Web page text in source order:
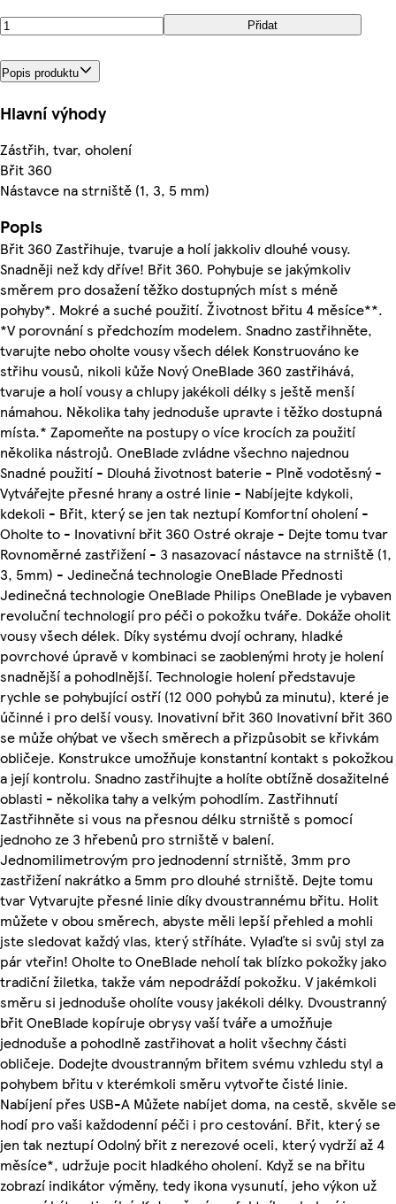
Přidat
Popis produktu
Hlavní výhody
Zástřih, tvar, oholení
Břit 360
Nástavce na strniště (1, 3, 5 mm)
Popis
Břit 360 Zastřihuje, tvaruje a holí jakkoliv dlouhé vousy.
Snadněji než kdy dříve! Břit 360. Pohybuje se jakýmkoliv
směrem pro dosažení těžko dostupných míst s méně
pohyby*. Mokré a suché použití. Životnost břitu 4 měsíce**.
*V porovnání s předchozím modelem. Snadno zastřihněte,
tvarujte nebo oholte vousy všech délek Konstruováno ke
střihu vousů, nikoli kůže Nový OneBlade 360 zastřihává,
tvaruje a holí vousy a chlupy jakékoli délky s ještě menší
námahou. Několika tahy jednoduše upravte i těžko dostupná
místa.* Zapomeňte na postupy o více krocích za použití
několika nástrojů. OneBlade zvládne všechno najednou
Snadné použití - Dlouhá životnost baterie - Plně vodotěsný -
Vytvářejte přesné hrany a ostré linie - Nabíjejte kdykoli,
kdekoli - Břit, který se jen tak neztupí Komfortní oholení -
Oholte to - Inovativní břit 360 Ostré okraje - Dejte tomu tvar
Rovnoměrné zastřižení - 3 nasazovací nástavce na strniště (1,
3, 5mm) - Jedinečná technologie OneBlade Přednosti
Jedinečná technologie OneBlade Philips OneBlade je vybaven
revoluční technologií pro péči o pokožku tváře. Dokáže oholit
vousy všech délek. Díky systému dvojí ochrany, hladké
povrchové úpravě v kombinaci se zaoblenými hroty je holení
snadnější a pohodlnější. Technologie holení představuje
rychle se pohybující ostří (12 000 pohybů za minutu), které je
účinné i pro delší vousy. Inovativní břit 360 Inovativní břit 360
se může ohýbat ve všech směrech a přizpůsobit se křivkám
obličeje. Konstrukce umožňuje konstantní kontakt s pokožkou
a její kontrolu. Snadno zastřihujte a holíte obtížně dosažitelné
oblasti - několika tahy a velkým pohodlím. Zastřihnutí
Zastřihněte si vous na přesnou délku strniště s pomocí
jednoho ze 3 hřebenů pro strniště v balení.
Jednomilimetrovým pro jednodenní strniště, 3mm pro
zastřižení nakrátko a 5mm pro dlouhé strniště. Dejte tomu
tvar Vytvarujte přesné linie díky dvoustrannému břitu. Holit
můžete v obou směrech, abyste měli lepší přehled a mohli
jste sledovat každý vlas, který stříháte. Vylaďte si svůj styl za
pár vteřin! Oholte to OneBlade neholí tak blízko pokožky jako
tradiční žiletka, takže vám nepodráždí pokožku. V jakémkoli
směru si jednoduše oholíte vousy jakékoli délky. Dvoustranný
břit OneBlade kopíruje obrysy vaší tváře a umožňuje
jednoduše a pohodlně zastřihovat a holit všechny části
obličeje. Dodejte dvoustranným břitem svému vzhledu styl a
pohybem břitu v kterémkoli směru vytvořte čisté linie.
Nabíjení přes USB-A Můžete nabíjet doma, na cestě, skvěle se
hodí pro vaši každodenní péči i pro cestování. Břit, který se
jen tak neztupí Odolný břit z nerezové oceli, který vydrží až 4
měsíce*, udržuje pocit hladkého oholení. Když se na břitu
zobrazí indikátor výměny, tedy ikona vysunutí, jeho výkon už